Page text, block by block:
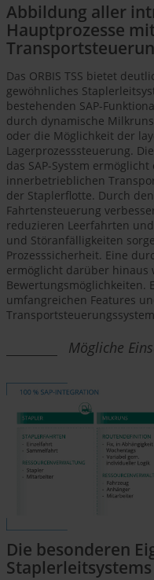
Abbildung aller
Hauptprozesse
Das ORBIS TSS bietet
gewöhnliches
bestehenden SAP-
durch dynamische
oder die Möglichkeit der
Lagerprozesssteuerung.
das SAP-System
innerbetrieblichen
der Staplerflotte. Durch
Fahrtensteuerung
reduzieren Leerfahrten
und Störanfälligkeiten
Prozesssicherheit. Eine
ermöglicht darüber hinaus
Bewertungsmöglichkeiten.
umfangreichen Features
Mögliche
Die besonderen
Staplerleitsystems